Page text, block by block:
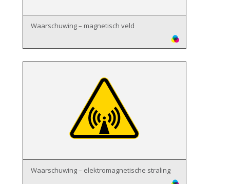
Waarschuwing – magnetisch veld
Waarschuwing – elektromagnetische straling